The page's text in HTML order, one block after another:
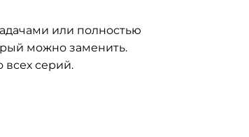
или полностью
можно заменить.
всех серий.